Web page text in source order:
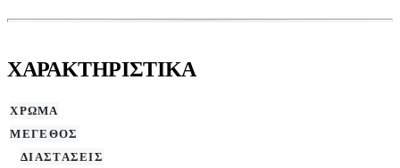
ΧΑΡΑΚΤΗΡΙΣΤΙΚΑ
ΧΡΩΜΑ
ΜΕΓΕΘΟΣ
ΔΙΑΣΤΑΣΕΙΣ